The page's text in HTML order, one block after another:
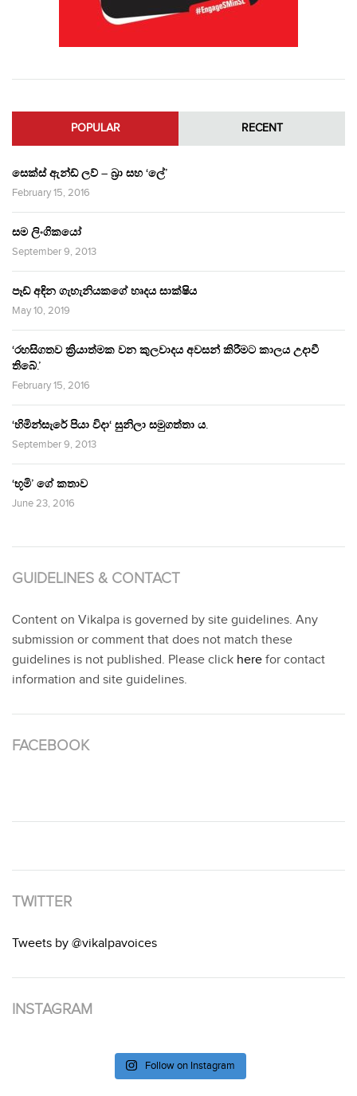
POPULAR RECENT
සෙක්ස් ඇන්ඩ් ලව් – බ්‍රා සහ ‘ලේ’
February 15, 2016
සම ලිංගිකයෝ
September 9, 2013
පෑඩ් අඳින ගැහැනියකගේ හෘදය සාක්ෂිය
May 10, 2019
‘රහසිගතව ක්‍රියාත්මක වන කුලවාදය අවසන් කිරීමට කාලය උදාවී
තිබේ.’
February 15, 2016
‘හිමින්සැරේ පියා විදා‘ සුනිලා සමුගත්තා ය.
September 9, 2013
‘භූමි’ ගේ කතාව
June 23, 2016
GUIDELINES & CONTACT
Content on Vikalpa is governed by site guidelines. Any
submission or comment that does not match these
guidelines is not published. Please click here for contact
information and site guidelines.
FACEBOOK
TWITTER
Tweets by @vikalpavoices
INSTAGRAM
Follow on Instagram